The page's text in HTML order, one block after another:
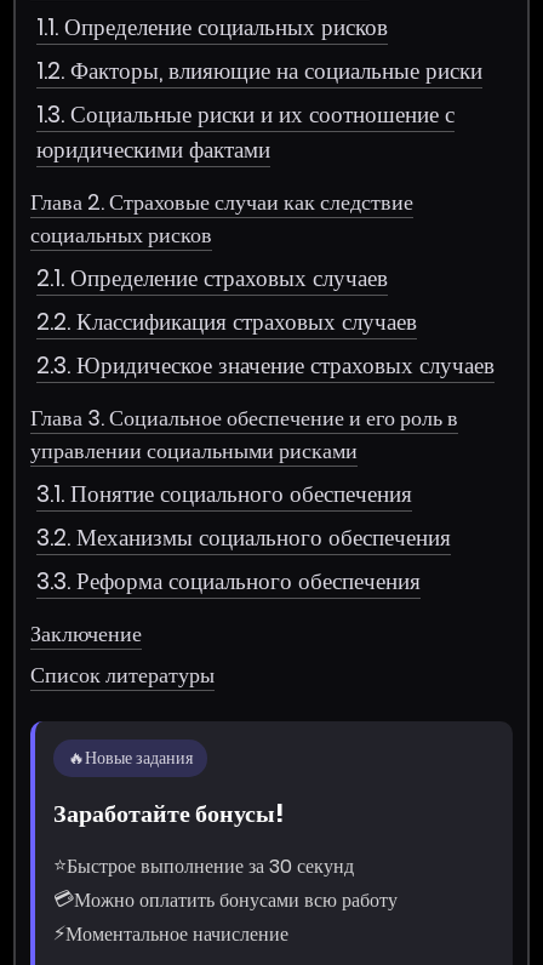
1.1. Определение социальных рисков
1.2. Факторы, влияющие на социальные риски
1.3. Социальные риски и их соотношение с
юридическими фактами
Глава 2. Страховые случаи как следствие
социальных рисков
2.1. Определение страховых случаев
2.2. Классификация страховых случаев
2.3. Юридическое значение страховых случаев
Глава 3. Социальное обеспечение и его роль в
управлении социальными рисками
3.1. Понятие социального обеспечения
3.2. Механизмы социального обеспечения
3.3. Реформа социального обеспечения
Заключение
Список литературы
🔥Новые задания
Заработайте бонусы!
⭐Быстрое выполнение за 30 секунд
💳Можно оплатить бонусами всю работу
⚡Моментальное начисление